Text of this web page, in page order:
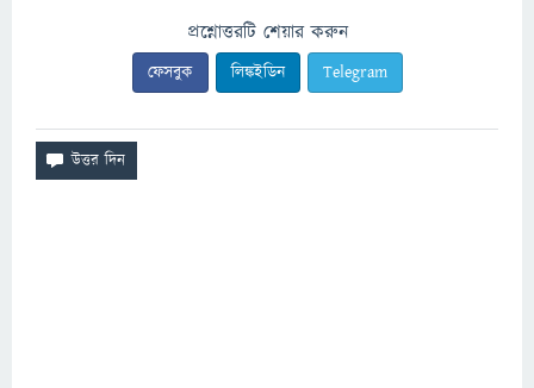
প্রশ্নোত্তরটি শেয়ার করুন
ফেসবুক লিঙ্কইডিন Telegram